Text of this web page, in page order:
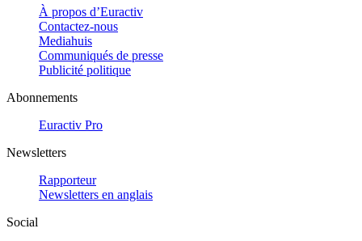
À propos d’Euractiv
Contactez-nous
Mediahuis
Communiqués de presse
Publicité politique
Abonnements
Euractiv Pro
Newsletters
Rapporteur
Newsletters en anglais
Social